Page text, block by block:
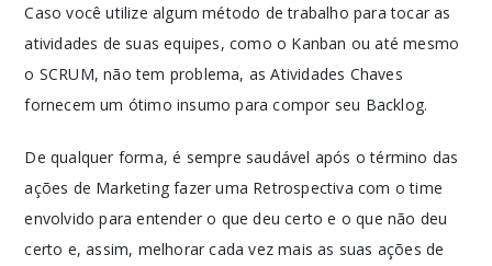
Caso você utilize algum método de trabalho para tocar as
atividades de suas equipes, como o Kanban ou até mesmo
o SCRUM, não tem problema, as Atividades Chaves
fornecem um ótimo insumo para compor seu Backlog.
De qualquer forma, é sempre saudável após o término das
ações de Marketing fazer uma Retrospectiva com o time
envolvido para entender o que deu certo e o que não deu
certo e, assim, melhorar cada vez mais as suas ações de